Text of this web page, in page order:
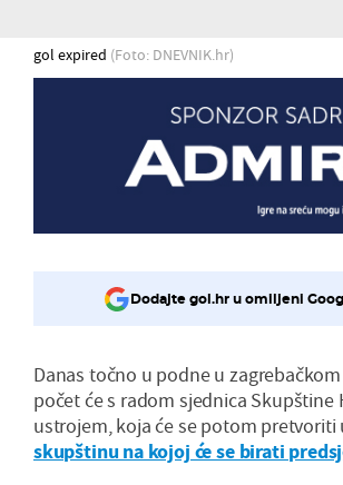
gol expired (Foto: DNEVNIK.hr)
Dodajte gol.hr u omiljeni
Danas točno u podne u
počet će s radom sjednica Skupštine
ustrojem, koja će se potom pretvoriti
skupštinu na kojoj će se birati